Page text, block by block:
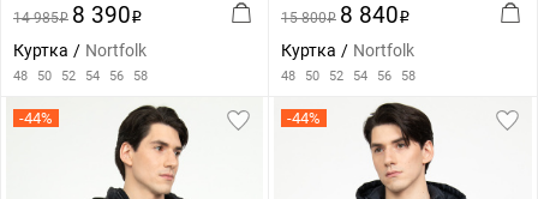
14 985i 8 390i
Куртка Nortfolk
48 50 52 54 56 58
15 800i 8 840i
Куртка Nortfolk
48 50 52 54 56 58
-44% -44%